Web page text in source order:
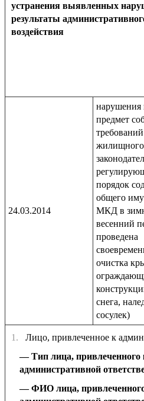
устранения выявленных
результаты
воздействия
24.03.2014
нарушения
предмет
требований
жилищного
порядок
общего
МКД в
весенний
проведена
очистка
снега,
сосулек)
1.
Лицо, привлеченное к
Тип лица, привлеченного
административной
ФИО лица,